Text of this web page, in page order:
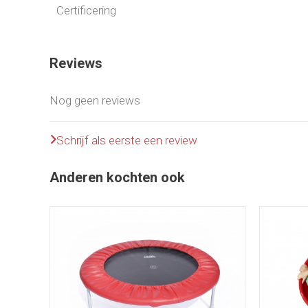
Certificering
Reviews
Nog geen reviews
Schrijf als eerste een review
Anderen kochten ook